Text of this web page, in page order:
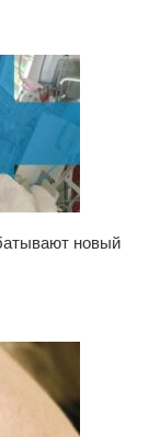
новый